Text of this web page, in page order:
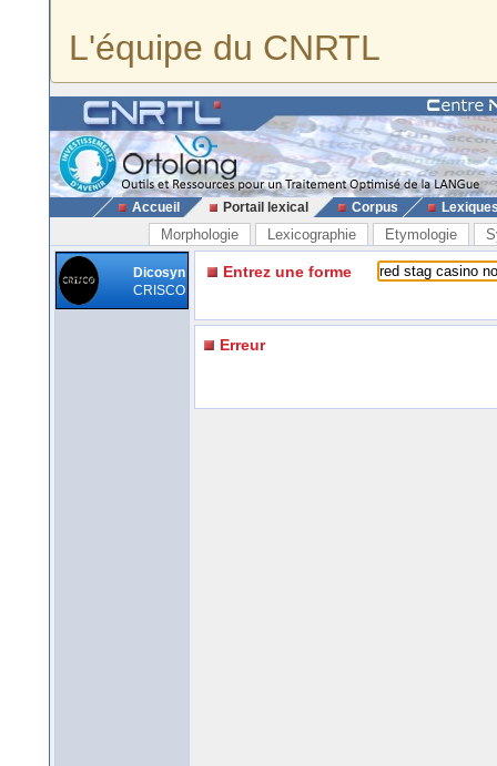
L'équipe du CNRTL
Accueil Portail lexical Corpus
Morphologie Lexicographie Etymologie
Dicosyn
CRISCO
Entrez une forme
Erreur